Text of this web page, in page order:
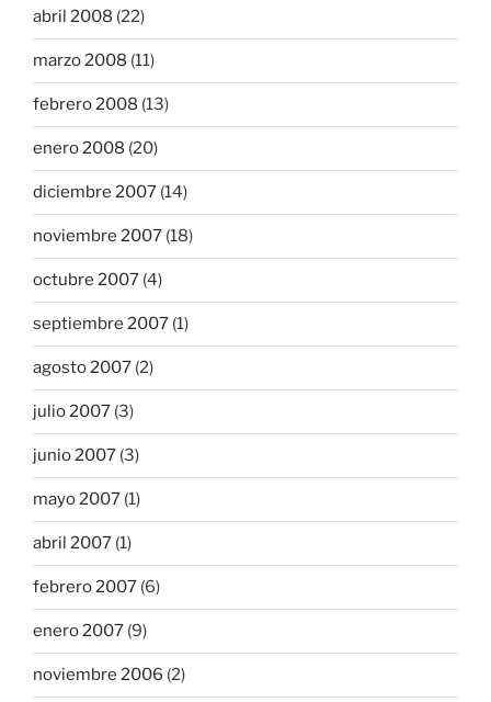
abril 2008 (22)
marzo 2008 (11)
febrero 2008 (13)
enero 2008 (20)
diciembre 2007 (14)
noviembre 2007 (18)
octubre 2007 (4)
septiembre 2007 (1)
agosto 2007 (2)
julio 2007 (3)
junio 2007 (3)
mayo 2007 (1)
abril 2007 (1)
febrero 2007 (6)
enero 2007 (9)
noviembre 2006 (2)